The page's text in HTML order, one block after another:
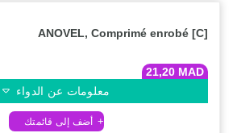
ANOVEL, Comprimé enrobé [C]
21,20 MAD
معلومات عن الدواء